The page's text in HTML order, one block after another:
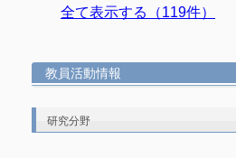
全て表示する（119件）
教員活動情報
研究分野